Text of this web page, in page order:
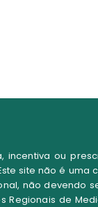
incentiva ou
site não é
não devendo
Regionais de